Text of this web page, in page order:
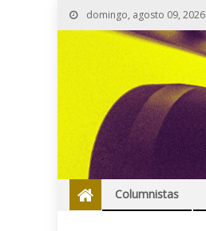
domingo, agosto 09, 2026
Columnistas